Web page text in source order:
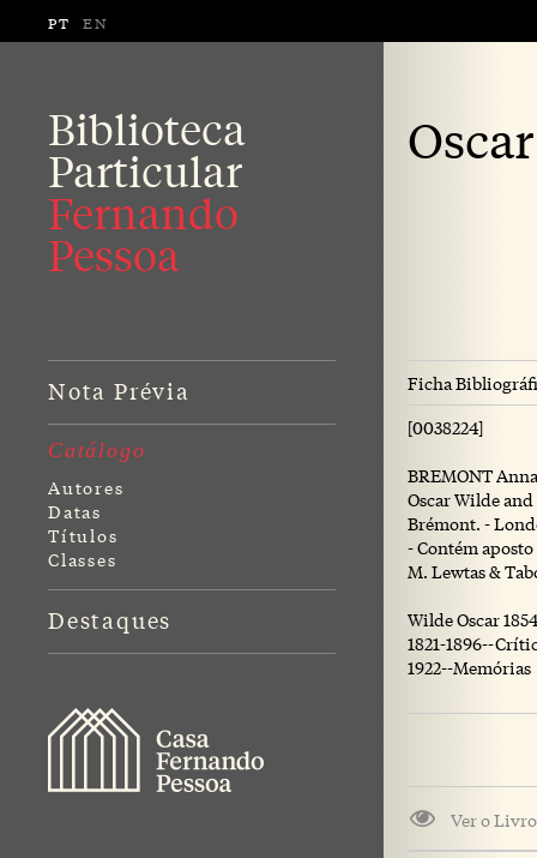
PT EN
Biblioteca
Particular
Fernando
Pessoa
Nota Prévia
Catálogo
Autores
Datas
Títulos
Classes
Destaques
Ficha
[0038224]
BREMONT
Oscar Wilde
Brémont. -
- Contém
M. Lewtas &
Wilde Oscar
1821-1896--
1922--Memórias
Ver o Livro